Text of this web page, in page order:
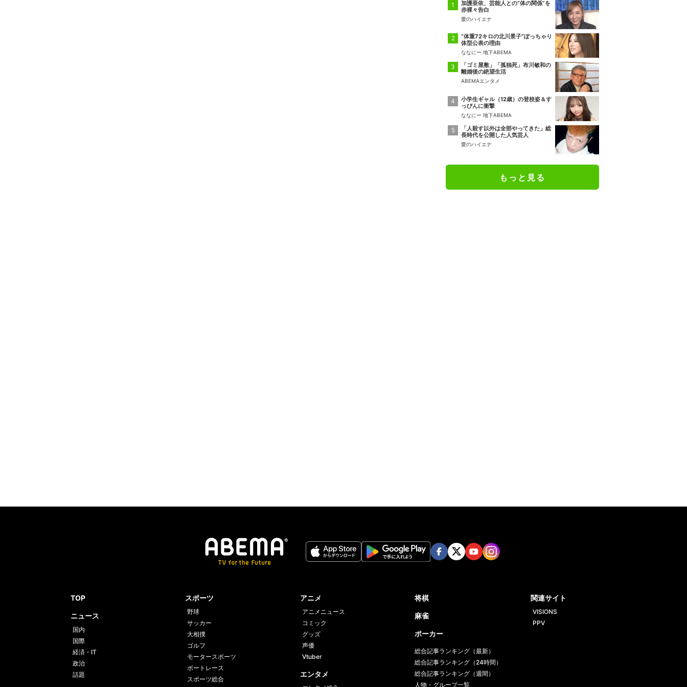
加護亜依、芸能人との“体の関係”を
赤裸々告白
愛のハイエナ
“体重72キロの北川景子”ぽっちゃり
体型公表の理由
ななにー 地下ABEMA
「ゴミ屋敷」「孤独死」布川敏和の
離婚後の絶望生活
ABEMAエンタメ
小学生ギャル（12歳）の登校姿＆す
っぴんに衝撃
ななにー 地下ABEMA
「人殺す以外は全部やってきた」総
長時代を公開した人気芸人
愛のハイエナ
もっと見る
TOP
ニュース
国内
国際
経済・IT
政治
話題
スポーツ
野球
サッカー
大相撲
ゴルフ
モータースポーツ
ボートレース
スポーツ総合
アニメ
アニメニュース
コミック
グッズ
声優
Vtuber
エンタメ
将棋
麻雀
ポーカー
総合記事ランキング（最新）
総合記事ランキング（24時間）
総合記事ランキング（週間）
人物・グループ一覧
関連サイト
VISIONS
PPV